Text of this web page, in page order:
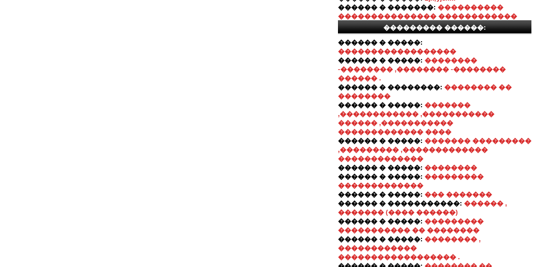
������ � �������: ����������
��������������� ������������
��������� ������:
������ � �����:
������������������
������ � �����: ��������
-�������� ,�������� -��������
������ .
������ � ��������: �������� ��
��������
������ � �����: �������
,������������ ,�����������
������ ,�����������
������������� ����
������ � �����: ������� ���������
,��������� ,�������������
�������������
������ � �����: ��������
������ � �����: ���������
�������������
������ � �����: ��� �������
������ � �����������: ������ ,
������� (���� ������)
������ � �����: ���������
����������� �� ��������
������ � �����: �������� ,
������������
������������������ .